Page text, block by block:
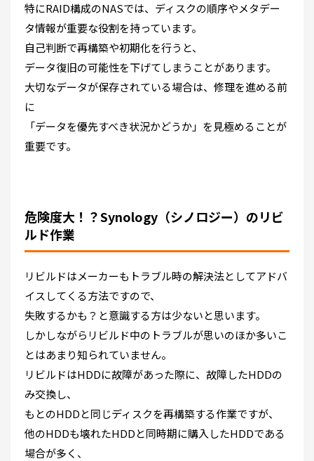
特にRAID構成のNASでは、ディスクの順序やメタデー
タ情報が重要な役割を持っています。
自己判断で再構築や初期化を行うと、
データ復旧の可能性を下げてしまうことがあります。
大切なデータが保存されている場合は、修理を進める前
に
「データを優先すべき状況かどうか」を見極めることが
重要です。
危険度大！？Synology（シノロジー）のリビ
ルド作業
リビルドはメーカーもトラブル時の解決法としてアドバ
イスしてくる方法ですので、
失敗するかも？と意識する方は少ないと思います。
しかしながらリビルド中のトラブルが思いのほか多いこ
とはあまり知られていません。
リビルドはHDDに故障があった際に、故障したHDDの
み交換し、
もとのHDDと同じディスクを再構築する作業ですが、
他のHDDも壊れたHDDと同時期に購入したHDDである
場合が多く、